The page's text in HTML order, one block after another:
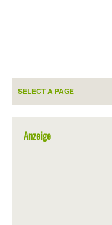
Anzeige